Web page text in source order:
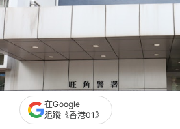
在Google
追蹤《香港01》